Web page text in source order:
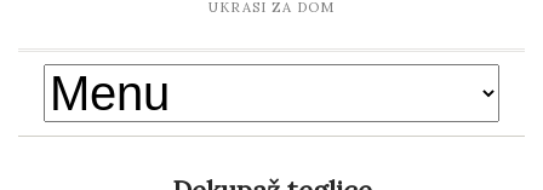
UKRASI ZA DOM